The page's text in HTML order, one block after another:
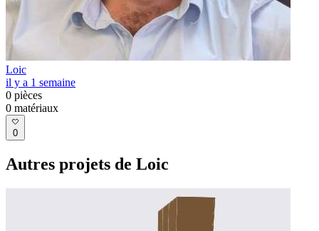
Loic
il y a 1 semaine
0 pièces
0 matériaux
0
Autres projets de Loic